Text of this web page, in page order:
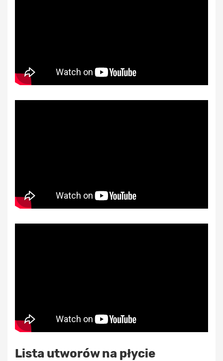
Lista utworów na płycie